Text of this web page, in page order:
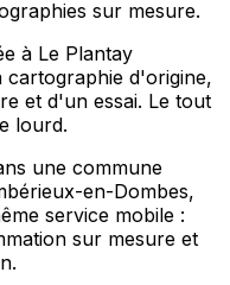
sur mesure.
à Le Plantay
d'origine,
et d'un essai. Le tout
lourd.
une commune
en-Dombes,
service mobile :
sur mesure et